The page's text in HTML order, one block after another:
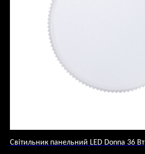
Світильник панельний LED Donna 36 Вт